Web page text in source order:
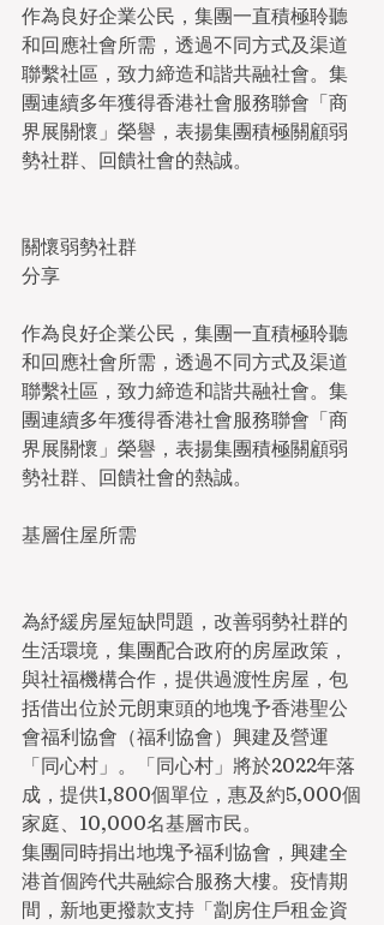
作為良好企業公民，集團一直積極聆聽
和回應社會所需，透過不同方式及渠道
聯繫社區，致力締造和諧共融社會。集
團連續多年獲得香港社會服務聯會「商
界展關懷」榮譽，表揚集團積極關顧弱
勢社群、回饋社會的熱誠。
關懷弱勢社群
分享
作為良好企業公民，集團一直積極聆聽
和回應社會所需，透過不同方式及渠道
聯繫社區，致力締造和諧共融社會。集
團連續多年獲得香港社會服務聯會「商
界展關懷」榮譽，表揚集團積極關顧弱
勢社群、回饋社會的熱誠。
基層住屋所需
為紓緩房屋短缺問題，改善弱勢社群的
生活環境，集團配合政府的房屋政策，
與社福機構合作，提供過渡性房屋，包
括借出位於元朗東頭的地塊予香港聖公
會福利協會（福利協會）興建及營運
「同心村」。「同心村」將於2022年落
成，提供1,800個單位，惠及約5,000個
家庭、10,000名基層市民。
集團同時捐出地塊予福利協會，興建全
港首個跨代共融綜合服務大樓。疫情期
間，新地更撥款支持「劏房住戶租金資